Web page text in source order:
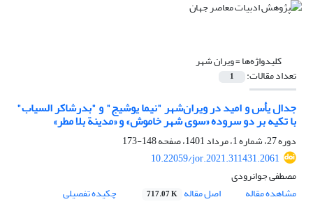
کلیدواژه‌ها =ویران شهر
تعداد مقالات: 1
جدال یأس و امید در ویران‌شهر "نیما یوشیج" و "بدرشاکر السیاب"
با تکیه بر دو سروده «سوی شهر خاموش» و «مدینة بلا مطر»
دوره 27، شماره 1، مرداد 1401، صفحه
148-173
10.22059/jor.2021.311431.2061
مصطفی جوانرودی
مشاهده مقاله
اصل مقاله 717.07 K چکیده تفصیلی